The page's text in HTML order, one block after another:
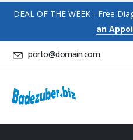
DEAL OF THE WEEK - Free
an
porto@domain.com